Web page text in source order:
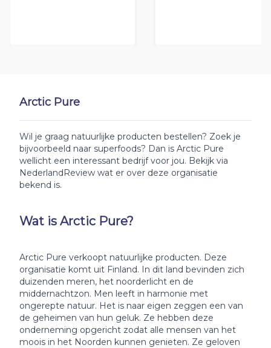
Arctic Pure
Wil je graag natuurlijke producten bestellen? Zoek je
bijvoorbeeld naar superfoods? Dan is Arctic Pure
wellicht een interessant bedrijf voor jou. Bekijk via
NederlandReview wat er over deze organisatie
bekend is.
Wat is Arctic Pure?
Arctic Pure verkoopt natuurlijke producten. Deze
organisatie komt uit Finland. In dit land bevinden zich
duizenden meren, het noorderlicht en de
middernachtzon. Men leeft in harmonie met
ongerepte natuur. Het is naar eigen zeggen een van
de geheimen van hun geluk. Ze hebben deze
onderneming opgericht zodat alle mensen van het
moois in het Noorden kunnen genieten. Ze geloven